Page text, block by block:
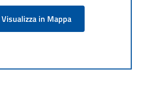
Visualizza in Mappa